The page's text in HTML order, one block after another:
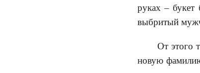
руках – букет
выбритый
От этого
новую